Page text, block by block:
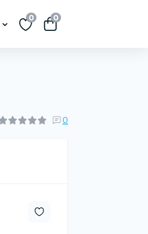
0 0
0